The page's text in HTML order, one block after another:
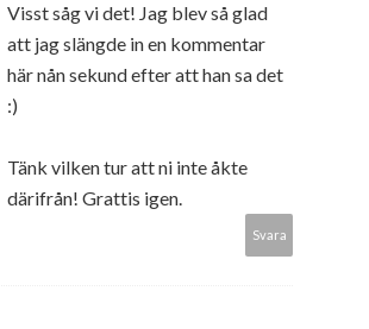
Visst såg vi det! Jag blev så glad
att jag slängde in en kommentar
här nån sekund efter att han sa det
:)
Tänk vilken tur att ni inte åkte
därifrån! Grattis igen.
Svara